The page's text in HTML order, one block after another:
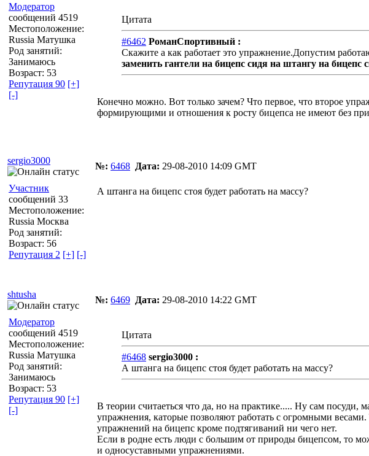
Модератор
сообщений 4519
Местоположение:
Russia Матушка
Род занятий:
Занимаюсь
Возраст: 53
Репутация 90 [+]
[-]
Цитата
#6462 РоманСпортивный :
Скажите а как работает это упражнение.Допустим
заменить гантели на бицепс сидя на штангу на бицепс
Конечно можно. Вот только зачем? Что первое, что второе
формирующими и отношения к росту бицепса не имеют без
sergio3000
№: 6468 Дата: 29-08-2010 14:09 GMT
Участник
сообщений 33
Местоположение:
Russia Москва
Род занятий:
Возраст: 56
Репутация 2 [+] [-]
А штанга на бицепс стоя будет работать на массу?
shtusha
№: 6469 Дата: 29-08-2010 14:22 GMT
Модератор
сообщений 4519
Местоположение:
Russia Матушка
Род занятий:
Занимаюсь
Возраст: 53
Репутация 90 [+]
[-]
Цитата
#6468 sergio3000 :
А штанга на бицепс стоя будет работать на массу?
В теории считаеться что да, но на практике..... Ну сам посуди,
упражнения, каторые позволяют работать с огромными
упражнений на бицепс кроме подтягиваний ни чего нет.
Если в родне есть люди с большим от природы бицепсом, то
и односуставными упражнениями.